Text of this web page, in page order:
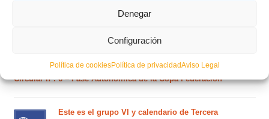
Denegar
Configuración
Política de cookiesPolítica de privacidadAviso Legal
Circular nº. 7 – IV Supercopa Comunitat FFCV Futsal
Circular nº. 6 – Fase Autonómica de la Copa Federación
Este es el grupo VI y calendario de Tercera